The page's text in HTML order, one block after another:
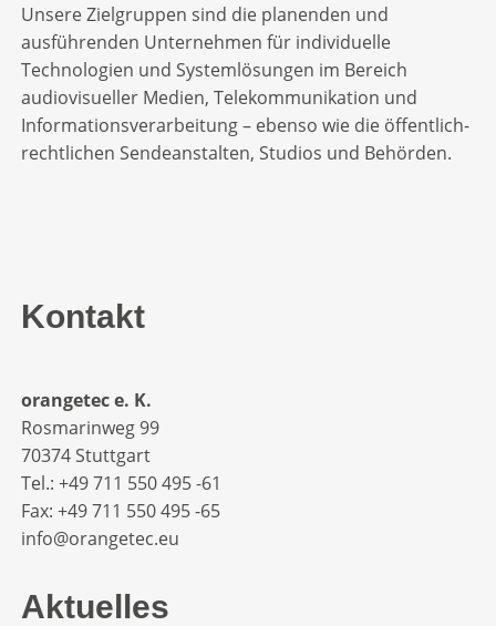
Unsere Zielgruppen sind die planenden und
ausführenden Unternehmen für individuelle
Technologien und Systemlösungen im Bereich
audiovisueller Medien, Telekommunikation und
Informationsverarbeitung – ebenso wie die öffentlich-
rechtlichen Sendeanstalten, Studios und Behörden.
Kontakt
orangetec e. K.
Rosmarinweg 99
70374 Stuttgart
Tel.: +49 711 550 495 -61‬
Fax: +49 711 550 495 -65‬
info@orangetec.eu
Aktuelles